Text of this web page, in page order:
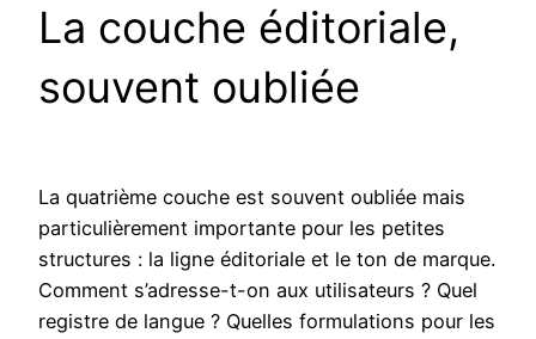
La couche éditoriale,
souvent oubliée
La quatrième couche est souvent oubliée mais
particulièrement importante pour les petites
structures : la ligne éditoriale et le ton de marque.
Comment s’adresse-t-on aux utilisateurs ? Quel
registre de langue ? Quelles formulations pour les